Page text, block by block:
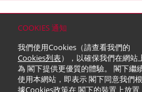
COOKIES 通知
我們使用Cookies（請查看我們的
Cookies列表），以確保我們在網站
為 閣下提供更優質的體驗。 閣下繼
使用本網站，即表示 閣下同意我們根
據Cookies政策在 閣下的裝置上放置
© 2026 嘉里建設有限公司 (於百慕達註冊成立